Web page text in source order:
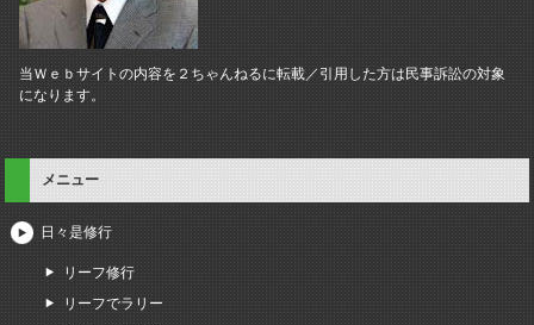
当Ｗｅｂサイトの内容を２ちゃんねるに転載／引用した方は民事訴訟の対象
になります。
メニュー
日々是修行
リーフ修行
リーフでラリー